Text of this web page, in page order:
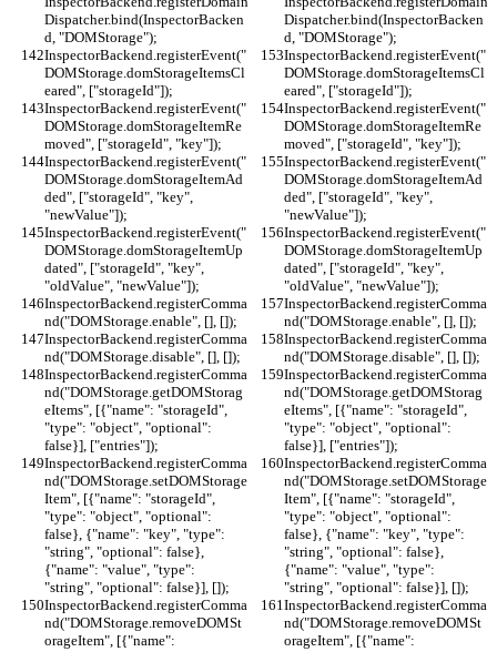
Dispatcher.bind(InspectorBacken
d, "DOMStorage");
Dispatcher.bind(InspectorBacken
d, "DOMStorage");
InspectorBackend.registerEvent("
DOMStorage.domStorageItemsCl
eared", ["storageId"]);
InspectorBackend.registerEvent("
DOMStorage.domStorageItemsCl
eared", ["storageId"]);
InspectorBackend.registerEvent("
DOMStorage.domStorageItemRe
moved", ["storageId", "key"]);
InspectorBackend.registerEvent("
DOMStorage.domStorageItemRe
moved", ["storageId", "key"]);
InspectorBackend.registerEvent("
DOMStorage.domStorageItemAd
ded", ["storageId", "key",
"newValue"]);
InspectorBackend.registerEvent("
DOMStorage.domStorageItemAd
ded", ["storageId", "key",
"newValue"]);
InspectorBackend.registerEvent("
DOMStorage.domStorageItemUp
dated", ["storageId", "key",
"oldValue", "newValue"]);
InspectorBackend.registerEvent("
DOMStorage.domStorageItemUp
dated", ["storageId", "key",
"oldValue", "newValue"]);
InspectorBackend.registerComma
nd("DOMStorage.enable", [], []);
InspectorBackend.registerComma
nd("DOMStorage.enable", [], []);
InspectorBackend.registerComma
nd("DOMStorage.disable", [], []);
InspectorBackend.registerComma
nd("DOMStorage.disable", [], []);
InspectorBackend.registerComma
nd("DOMStorage.getDOMStorag
eItems", [{"name": "storageId",
"type": "object", "optional":
false}], ["entries"]);
InspectorBackend.registerComma
nd("DOMStorage.getDOMStorag
eItems", [{"name": "storageId",
"type": "object", "optional":
false}], ["entries"]);
InspectorBackend.registerComma
nd("DOMStorage.setDOMStorage
Item", [{"name": "storageId",
"type": "object", "optional":
false}, {"name": "key", "type":
"string", "optional": false},
{"name": "value", "type":
"string", "optional": false}], []);
InspectorBackend.registerComma
nd("DOMStorage.setDOMStorage
Item", [{"name": "storageId",
"type": "object", "optional":
false}, {"name": "key", "type":
"string", "optional": false},
{"name": "value", "type":
"string", "optional": false}], []);
InspectorBackend.registerComma
nd("DOMStorage.removeDOMSt
orageItem", [{"name":
InspectorBackend.registerComma
nd("DOMStorage.removeDOMSt
orageItem", [{"name":